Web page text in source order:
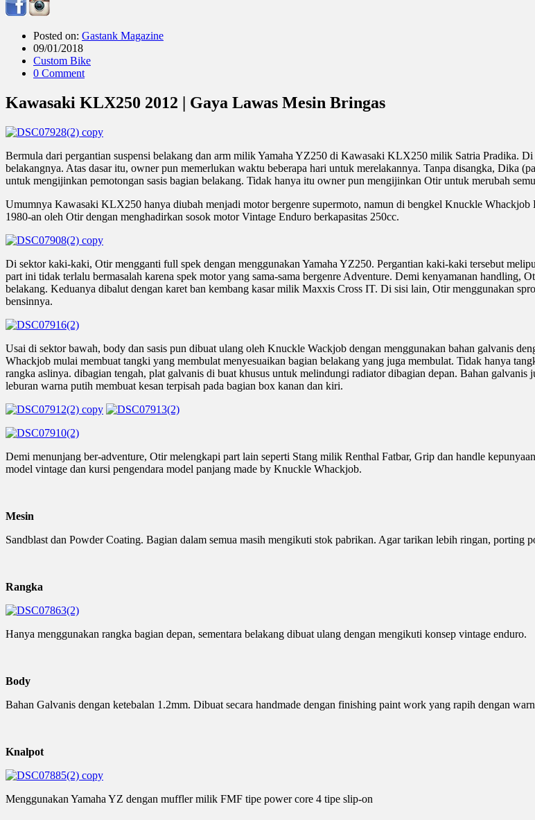
Posted on: Gastank Magazine
09/01/2018
Custom Bike
0 Comment
Kawasaki KLX250 2012 | Gaya Lawas Mesin Bringas
Bermula dari pergantian suspensi belakang dan arm milik Yamaha YZ250 di Kawasaki KLX250 milik Satria Pradika.
belakangnya. Atas dasar itu, owner pun memerlukan waktu beberapa hari untuk merelakannya. Tanpa disangka,
untuk mengijinkan pemotongan sasis bagian belakang. Tidak hanya itu owner pun mengijinkan Otir untuk merubah
Umumnya Kawasaki KLX250 hanya diubah menjadi motor bergenre supermoto, namun di bengkel Knuckle
1980-an oleh Otir dengan menghadirkan sosok motor Vintage Enduro berkapasitas 250cc.
Di sektor kaki-kaki, Otir mengganti full spek dengan menggunakan Yamaha YZ250. Pergantian kaki-kaki tersebut
part ini tidak terlalu bermasalah karena spek motor yang sama-sama bergenre Adventure. Demi kenyamanan handling,
belakang. Keduanya dibalut dengan karet ban kembang kasar milik Maxxis Cross IT. Di sisi lain, Otir menggunakan
bensinnya.
Usai di sektor bawah, body dan sasis pun dibuat ulang oleh Knuckle Wackjob dengan menggunakan bahan galvanis
Whackjob mulai membuat tangki yang membulat menyesuaikan bagian belakang yang juga membulat. Tidak hanya
rangka aslinya. dibagian tengah, plat galvanis di buat khusus untuk melindungi radiator dibagian depan. Bahan
leburan warna putih membuat kesan terpisah pada bagian box kanan dan kiri.
Demi menunjang ber-adventure, Otir melengkapi part lain seperti Stang milik Renthal Fatbar, Grip dan handle
model vintage dan kursi pengendara model panjang made by Knuckle Whackjob.
Mesin
Sandblast dan Powder Coating. Bagian dalam semua masih mengikuti stok pabrikan. Agar tarikan lebih ringan, porting
Rangka
Hanya menggunakan rangka bagian depan, sementara belakang dibuat ulang dengan mengikuti konsep vintage enduro.
Body
Bahan Galvanis dengan ketebalan 1.2mm. Dibuat secara handmade dengan finishing paint work yang rapih dengan
Knalpot
Menggunakan Yamaha YZ dengan muffler milik FMF tipe power core 4 tipe slip-on